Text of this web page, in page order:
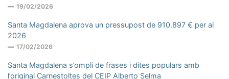
19/02/2026
Santa Magdalena aprova un pressupost de 910.897 € per al
2026
17/02/2026
Santa Magdalena s’ompli de frases i dites populars amb
l’original Carnestoltes del CEIP Alberto Selma